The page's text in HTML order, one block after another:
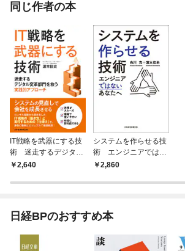
同じ作者の本
IT戦略を武器にする技
術 迷走するデジタル
変革部門を救う実践的
2,640
システムを作らせる技
術 エンジニアではな
いあなたへ
2,860
日経BPのおすすめ本